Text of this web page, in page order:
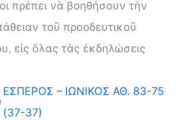
πρέπει νὰ βοηθήσουν τὴν
τοῦ προοδευτικοῦ
εἰς ὅλας τὰς ἐκδηλώσεις
ΕΣΠΕΡΟΣ – ΙΩΝΙΚΟΣ ΑΘ. 83-75
(37-37)